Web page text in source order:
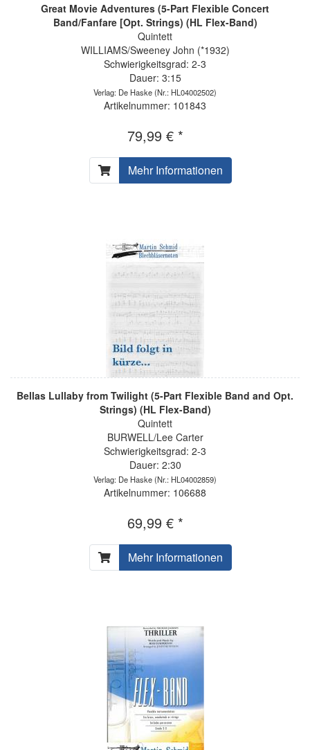
Great Movie Adventures (5-Part Flexible Concert
Band/Fanfare [Opt. Strings) (HL Flex-Band)
Quintett
WILLIAMS/Sweeney John (*1932)
Schwierigkeitsgrad: 2-3
Dauer: 3:15
Verlag: De Haske(Nr.: HL04002502)
Artikelnummer: 101843
79,99 € *
Mehr Informationen
Bellas Lullaby from Twilight (5-Part Flexible Band and Opt.
Strings) (HL Flex-Band)
Quintett
BURWELL/Lee Carter
Schwierigkeitsgrad: 2-3
Dauer: 2:30
Verlag: De Haske(Nr.: HL04002859)
Artikelnummer: 106688
69,99 € *
Mehr Informationen